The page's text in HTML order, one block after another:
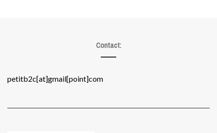
Contact:
petitb2c[at]gmail[point]com